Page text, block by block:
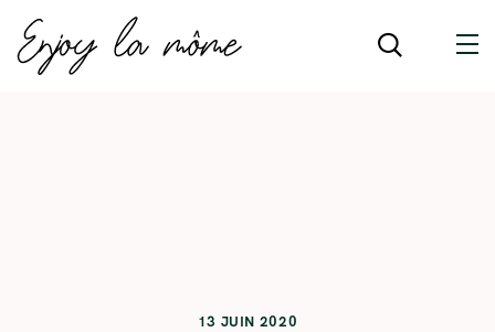
13 JUIN 2020